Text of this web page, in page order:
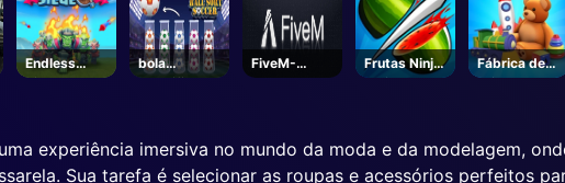
Brainrots! -
Roblox
Endless
Siege
bola
classificar
FiveM-
Steam
Frutas Ninja
Online
Fábrica de
brinquedos
experiência imersiva no mundo da moda e da modelagem,
Sua tarefa é selecionar as roupas e acessórios perfeitos